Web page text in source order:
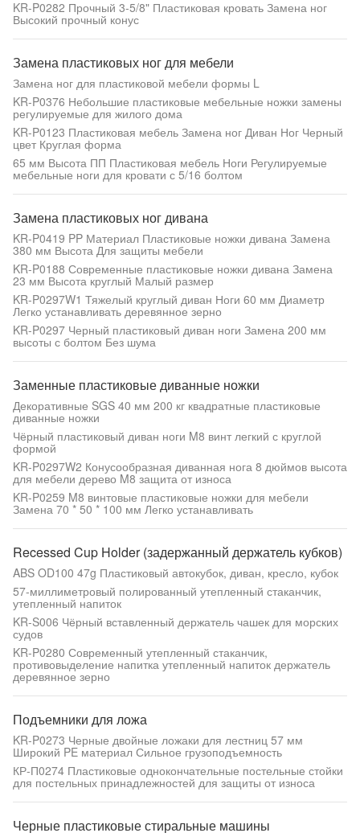
KR-P0282 Прочный 3-5/8" Пластиковая кровать Замена ног
Высокий прочный конус
Замена пластиковых ног для мебели
Замена ног для пластиковой мебели формы L
KR-P0376 Небольшие пластиковые мебельные ножки замены
регулируемые для жилого дома
KR-P0123 Пластиковая мебель Замена ног Диван Ног Черный
цвет Круглая форма
65 мм Высота ПП Пластиковая мебель Ноги Регулируемые
мебельные ноги для кровати с 5/16 болтом
Замена пластиковых ног дивана
KR-P0419 PP Материал Пластиковые ножки дивана Замена
380 мм Высота Для защиты мебели
KR-P0188 Современные пластиковые ножки дивана Замена
23 мм Высота круглый Малый размер
KR-P0297W1 Тяжелый круглый диван Ноги 60 мм Диаметр
Легко устанавливать деревянное зерно
KR-P0297 Черный пластиковый диван ноги Замена 200 мм
высоты с болтом Без шума
Заменные пластиковые диванные ножки
Декоративные SGS 40 мм 200 кг квадратные пластиковые
диванные ножки
Чёрный пластиковый диван ноги M8 винт легкий с круглой
формой
KR-P0297W2 Конусообразная диванная нога 8 дюймов высота
для мебели дерево M8 защита от износа
KR-P0259 M8 винтовые пластиковые ножки для мебели
Замена 70 * 50 * 100 мм Легко устанавливать
Recessed Cup Holder (задержанный держатель кубков)
ABS OD100 47g Пластиковый автокубок, диван, кресло, кубок
57-миллиметровый полированный утепленный стаканчик,
утепленный напиток
KR-S006 Чёрный вставленный держатель чашек для морских
судов
KR-P0280 Современный утепленный стаканчик,
противовыделение напитка утепленный напиток держатель
деревянное зерно
Подъемники для ложа
KR-P0273 Черные двойные ложаки для лестниц 57 мм
Широкий PE материал Сильное грузоподъемность
КР-П0274 Пластиковые однокончательные постельные стойки
для постельных принадлежностей для защиты от износа
Черные пластиковые стиральные машины